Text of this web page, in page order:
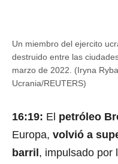
Un miembro del ejercito
destruido entre las
marzo de 2022. (Iryna
Ucrania/REUTERS)
16:19: El petróleo
Europa, volvió a
barril , impulsado por